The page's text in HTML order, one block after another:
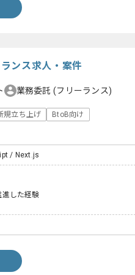
ンス求人・案件
業務委託(フリーランス)
規立ち上げ
BtoB向け
/ Next.js
進した経験